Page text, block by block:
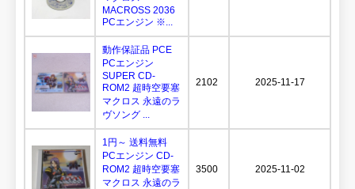
MACROSS 2036
PCエンジン ※...
動作保証品 PCE
PCエンジン
SUPER CD-
ROM2 超時空要塞
マクロス 永遠のラ
ヴソング ...
2102 2025-11-17
1円～ 送料無料
PCエンジン CD-
ROM2 超時空要塞
マクロス 永遠のラ
3500 2025-11-02